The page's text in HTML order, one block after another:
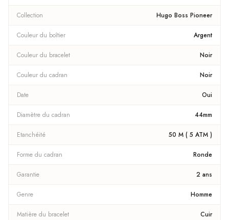
Collection Hugo Boss Pioneer
Couleur du boîtier Argent
Couleur du bracelet Noir
Couleur du cadran Noir
Date Oui
Diamètre du cadran 44mm
Etanchéité 50 M ( 5 ATM )
Forme du cadran Ronde
Garantie 2 ans
Genre Homme
Matière du bracelet Cuir